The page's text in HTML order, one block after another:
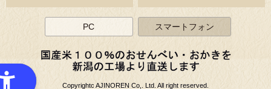
PC スマートフォン
Copyrightc AJINOREN Co,. Ltd. All right reserved.